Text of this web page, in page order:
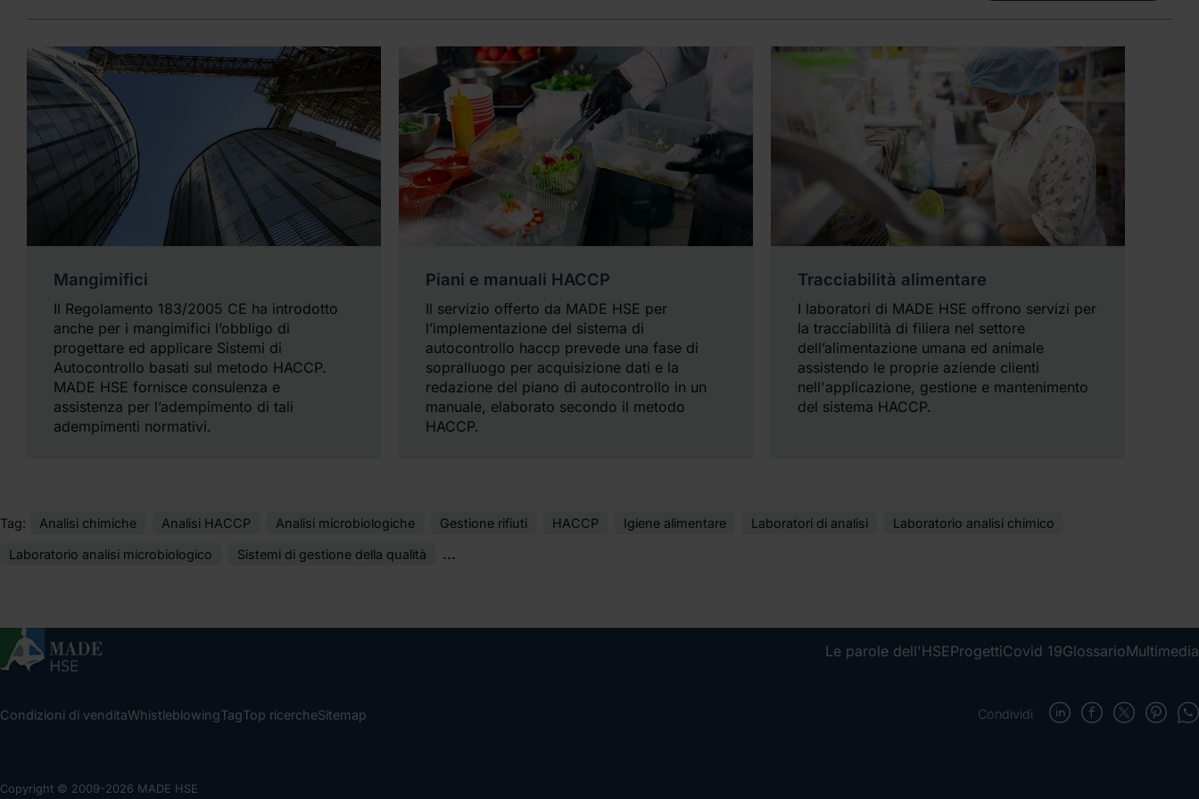
Mangimifici
Il Regolamento 183/2005 CE ha introdotto
anche per i mangimifici l’obbligo di
progettare ed applicare Sistemi di
Autocontrollo basati sul metodo HACCP.
MADE HSE fornisce consulenza e
assistenza per l’adempimento di tali
adempimenti normativi.
Piani e manuali HACCP
Il servizio offerto da MADE HSE per
l’implementazione del sistema di
autocontrollo haccp prevede una fase di
sopralluogo per acquisizione dati e la
redazione del piano di autocontrollo in un
manuale, elaborato secondo il metodo
HACCP.
Tracciabilità alimentare
I laboratori di MADE HSE offrono servizi per
la tracciabilità di filiera nel settore
dell’alimentazione umana ed animale
assistendo le proprie aziende clienti
nell'applicazione, gestione e mantenimento
del sistema HACCP.
Tag: Analisi chimiche Analisi HACCP Analisi microbiologiche Gestione rifiuti HACCP Igiene alimentare Laboratori di analisi Laboratorio analisi chimico
Laboratorio analisi microbiologico Sistemi di gestione della qualità ...
Le parole dell'HSEProgettiCovid 19GlossarioMultimedia
Condizioni di venditaWhistleblowingTagTop ricercheSitemap Condividi
Copyright © 2009-2026 MADE HSE